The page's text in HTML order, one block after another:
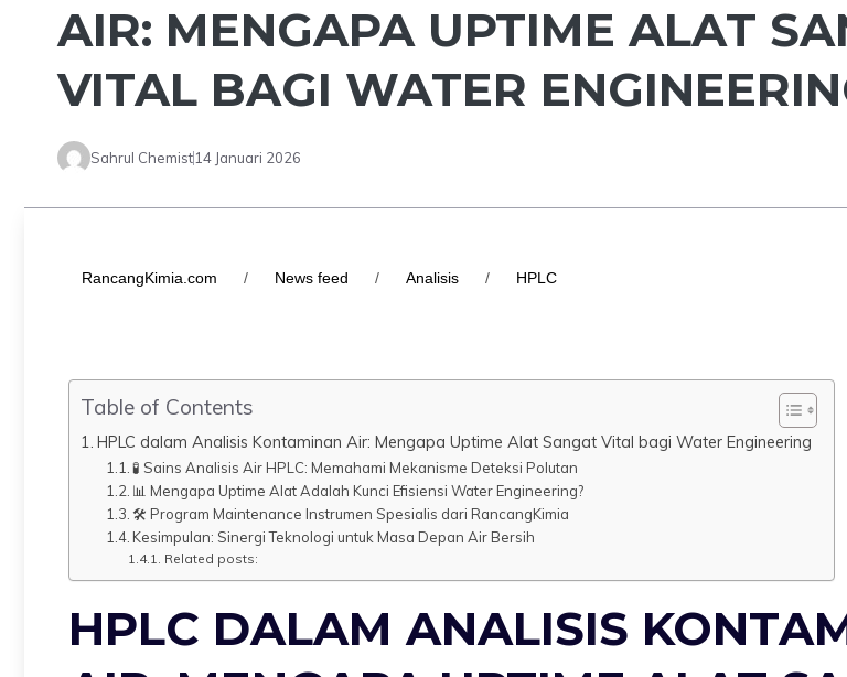
AIR: MENGAPA UPTIME ALAT
VITAL BAGI WATER
Sahrul Chemist14 Januari 2026
RancangKimia.com / News feed / Analisis / HPLC
Table of Contents
HPLC dalam Analisis Kontaminan Air: Mengapa Uptime Alat Sangat Vital bagi Water Engineering
🧪 Sains Analisis Air HPLC: Memahami Mekanisme Deteksi Polutan
📊 Mengapa Uptime Alat Adalah Kunci Efisiensi Water Engineering?
🛠️ Program Maintenance Instrumen Spesialis dari RancangKimia
Kesimpulan: Sinergi Teknologi untuk Masa Depan Air Bersih
Related posts:
HPLC DALAM ANALISIS